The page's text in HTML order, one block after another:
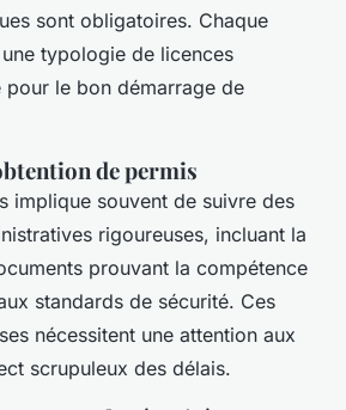
sont obligatoires. Chaque
typologie de licences
le bon démarrage de
de permis
implique souvent de suivre des
rigoureuses, incluant la
prouvant la compétence
standards de sécurité. Ces
nécessitent une attention aux
scrupuleux des délais.